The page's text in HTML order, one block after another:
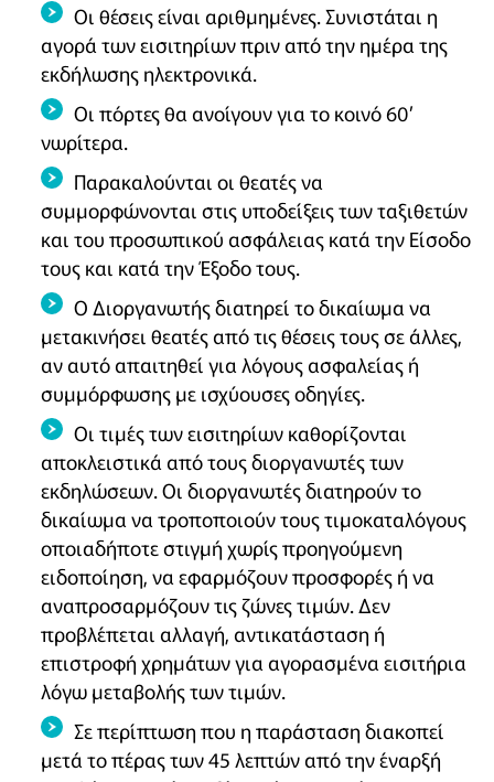
Οι θέσεις είναι αριθμημένες. Συνιστάται η
αγορά των εισιτηρίων πριν από την ημέρα της
εκδήλωσης ηλεκτρονικά.
Οι πόρτες θα ανοίγουν για το κοινό 60′
νωρίτερα.
Παρακαλούνται οι θεατές να
συμμορφώνονται στις υποδείξεις των ταξιθετών
και του προσωπικού ασφάλειας κατά την Είσοδο
τους και κατά την Έξοδο τους.
Ο Διοργανωτής διατηρεί το δικαίωμα να
μετακινήσει θεατές από τις θέσεις τους σε άλλες,
αν αυτό απαιτηθεί για λόγους ασφαλείας ή
συμμόρφωσης με ισχύουσες οδηγίες.
Οι τιμές των εισιτηρίων καθορίζονται
αποκλειστικά από τους διοργανωτές των
εκδηλώσεων. Οι διοργανωτές διατηρούν το
δικαίωμα να τροποποιούν τους τιμοκαταλόγους
οποιαδήποτε στιγμή χωρίς προηγούμενη
ειδοποίηση, να εφαρμόζουν προσφορές ή να
αναπροσαρμόζουν τις ζώνες τιμών. Δεν
προβλέπεται αλλαγή, αντικατάσταση ή
επιστροφή χρημάτων για αγορασμένα εισιτήρια
λόγω μεταβολής των τιμών.
Σε περίπτωση που η παράσταση διακοπεί
μετά το πέρας των 45 λεπτών από την έναρξή